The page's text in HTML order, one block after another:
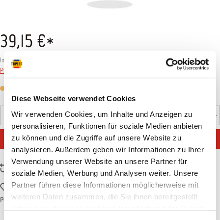
Diese Webseite verwendet Cookies
Wir verwenden Cookies, um Inhalte und Anzeigen zu
personalisieren, Funktionen für soziale Medien anbieten
zu können und die Zugriffe auf unsere Website zu
analysieren. Außerdem geben wir Informationen zu Ihrer
Verwendung unserer Website an unsere Partner für
soziale Medien, Werbung und Analysen weiter. Unsere
Partner führen diese Informationen möglicherweise mit
weiteren Daten zusammen, die Sie ihnen bereitgestellt
39,15 €*
Inhalt:1 Stück
Preise inkl. MwSt. zzgl. Versandkosten
Produkt Anzahl: Gib den gewünschten Wert ein oder
IN DEN WARENKORB
Zum Vergleich hinzufügen
Zum Merkzettel hinzufügen
Produktnummer: 11SATE230